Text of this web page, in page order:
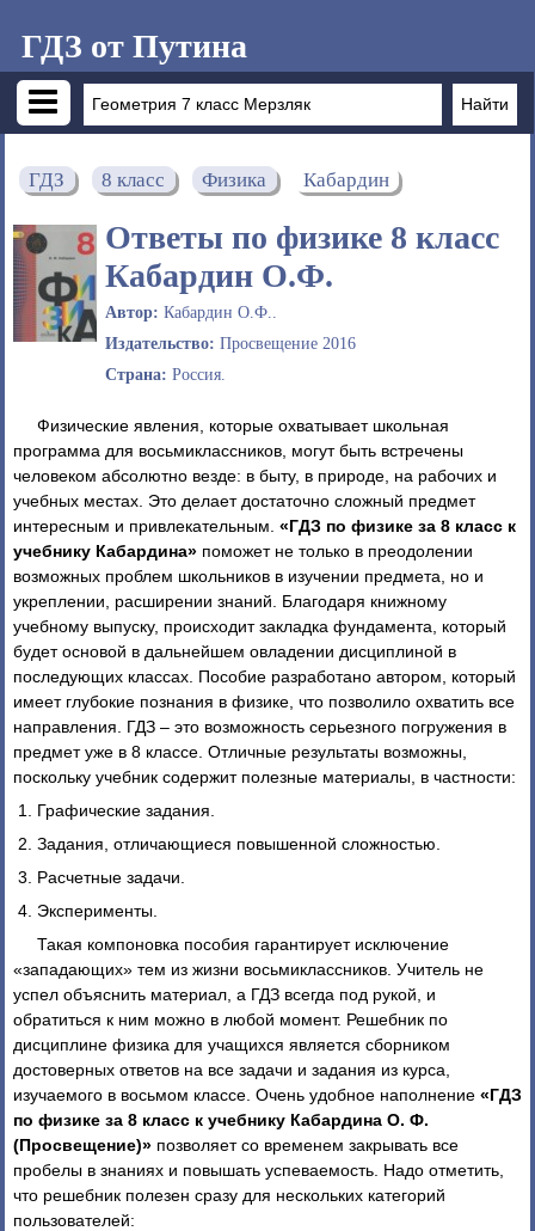
ГДЗ от Путина
ГДЗ 8 класс Физика Кабардин
Ответы по физике 8 класс
Кабардин О.Ф.
Автор: Кабардин О.Ф..
Издательство: Просвещение 2016
Страна: Россия.
Физические явления, которые охватывает школьная
программа для восьмиклассников, могут быть встречены
человеком абсолютно везде: в быту, в природе, на рабочих и
учебных местах. Это делает достаточно сложный предмет
интересным и привлекательным. «ГДЗ по физике за 8 класс к
учебнику Кабардина» поможет не только в преодолении
возможных проблем школьников в изучении предмета, но и
укреплении, расширении знаний. Благодаря книжному
учебному выпуску, происходит закладка фундамента, который
будет основой в дальнейшем овладении дисциплиной в
последующих классах. Пособие разработано автором, который
имеет глубокие познания в физике, что позволило охватить все
направления. ГДЗ – это возможность серьезного погружения в
предмет уже в 8 классе. Отличные результаты возможны,
поскольку учебник содержит полезные материалы, в частности:
Графические задания.
Задания, отличающиеся повышенной сложностью.
Расчетные задачи.
Эксперименты.
Такая компоновка пособия гарантирует исключение
«западающих» тем из жизни восьмиклассников. Учитель не
успел объяснить материал, а ГДЗ всегда под рукой, и
обратиться к ним можно в любой момент. Решебник по
дисциплине физика для учащихся является сборником
достоверных ответов на все задачи и задания из курса,
изучаемого в восьмом классе. Очень удобное наполнение «ГДЗ
по физике за 8 класс к учебнику Кабардина О. Ф.
(Просвещение)» позволяет со временем закрывать все
пробелы в знаниях и повышать успеваемость. Надо отметить,
что решебник полезен сразу для нескольких категорий
пользователей: